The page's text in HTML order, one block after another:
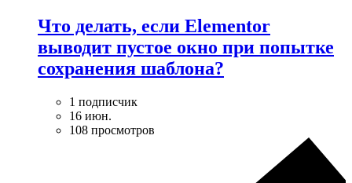
Что делать, если Elementor
выводит пустое окно при попытке
сохранения шаблона?
1 подписчик
16 июн.
108 просмотров